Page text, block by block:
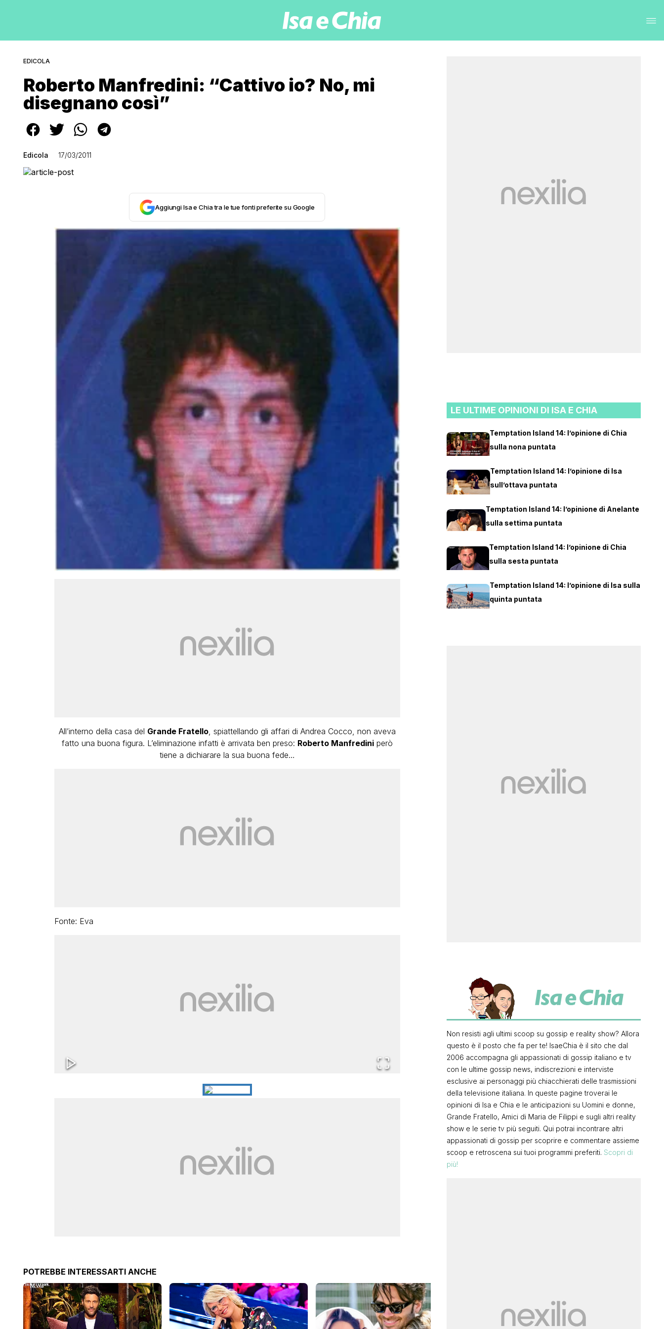
EDICOLA
Roberto Manfredini: “Cattivo io? No, mi
disegnano così”
Edicola 17/03/2011
Aggiungi Isa e Chia tra le tue fonti preferite su Google
All’interno della casa del Grande Fratello, spiattellando gli affari di Andrea Cocco, non aveva
fatto una buona figura. L’eliminazione infatti è arrivata ben preso: Roberto Manfrediniperò
tiene a dichiarare la sua buona fede…
Fonte: Eva
POTREBBE INTERESSARTI ANCHE
LE ULTIME OPINIONI DI ISA E CHIA
Temptation Island 14: l’opinione di Chia
sulla nona puntata
Temptation Island 14: l’opinione di Isa
sull’ottava puntata
Temptation Island 14: l’opinione di Anelante
sulla settima puntata
Temptation Island 14: l’opinione di Chia
sulla sesta puntata
Temptation Island 14: l’opinione di Isa sulla
quinta puntata
Non resisti agli ultimi scoop su gossip e reality show? Allora
questo è il posto che fa per te! IsaeChia è il sito che dal
2006 accompagna gli appassionati di gossip italiano e tv
con le ultime gossip news, indiscrezioni e interviste
esclusive ai personaggi più chiacchierati delle trasmissioni
della televisione italiana. In queste pagine troverai le
opinioni di Isa e Chia e le anticipazioni su Uomini e donne,
Grande Fratello, Amici di Maria de Filippi e sugli altri reality
show e le serie tv più seguiti. Qui potrai incontrare altri
appassionati di gossip per scoprire e commentare assieme
scoop e retroscena sui tuoi programmi preferiti. Scopri di
più!